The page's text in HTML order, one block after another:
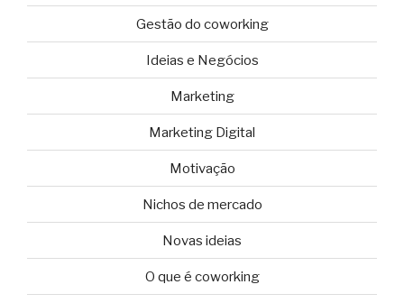
Gestão do coworking
Ideias e Negócios
Marketing
Marketing Digital
Motivação
Nichos de mercado
Novas ideias
O que é coworking